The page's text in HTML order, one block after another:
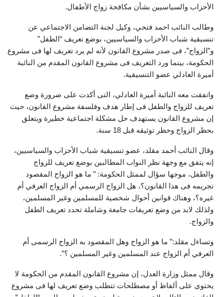
الأحزاب والسياسيين بشأن مكافحة زواج الأطفال.
وطالب النائب احمد فتحي، وكيل لجنة التضامن الاجتماعي عن
تنسيقية شباب الأحزاب والسياسيين، بوضع تعريف “الطفل”
و”الزواج”، فى صدر مشروع القانون لأنه لم يرد تعريف لها فى مشروع
الحكومة، بينما ورد التعريف فى مشروع القانون المقدم من النائبة
أميرة العادلي عضو التنسيقية.
واتفقت معه النائبة أميرة العادلي، التى أكدت على ضرورة وضع
تعريف للزواج والطفل فى إطار هدف وفلسفة مشروع القانون، حيث
إن مشروع القانون يستهدف حل مشكلة اجتماعية خطيرة ويتعلق
بحظر الزواج وحظر توثيقه قبل 18 سنة.
وقال النائب أحمد مقلد، عضو تنسيقية شباب الأحزاب والسياسيين،
إنه يتفق مع وجهة نظر النواب المطالبين بوضع تعريف للزواج
والطفل، موجها سؤال لممثل الحكومة: ” ما هو الزواج المقصود
تجريمه فى هذا القانون؟، هل الزواج الرسمي أم الزواج العرفي أم
غيره؟، وهناك قوانين أحوال شخصية للمسلمين وغير المسلمين،
ولذلك لابد من وضع تعريفات جامعة وشاملة تحدد تعريف الطفل
والزواج.
وتساءل مقلد:” ما هو الزواج وهل المقصود به الزواج الرسمى أم
العرفي أم الزواج عند المسلمين وغير المسلمين ؟”.
وقال ممثل وزارة العدل، إن مشروع القانون المقدم من الحكومة لا
يحتوى على ألفاظ أو مصطلحات تتطلب وضع تعريف لها فى مشروع